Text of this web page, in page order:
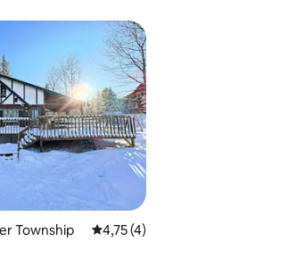
op 5, 8 recensies
Township Gemiddelde beoordeling van 4,75
4,75 (4)